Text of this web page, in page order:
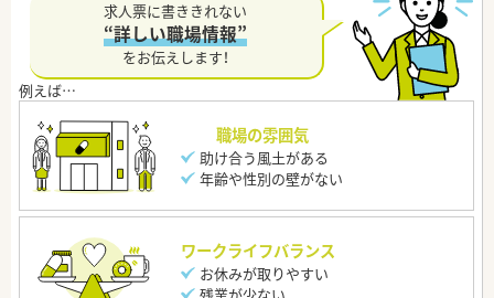
求人票に書ききれない
“詳しい職場情報”
をお伝えします！
職場の雰囲気
助け合う風土がある
年齢や性別の壁がない
ワークライフバランス
お休みが取りやすい